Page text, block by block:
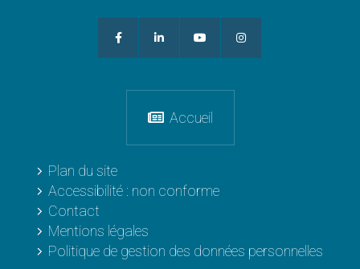
Accueil
Plan du site
Accessibilité : non conforme
Contact
Mentions légales
Politique de gestion des données personnelles